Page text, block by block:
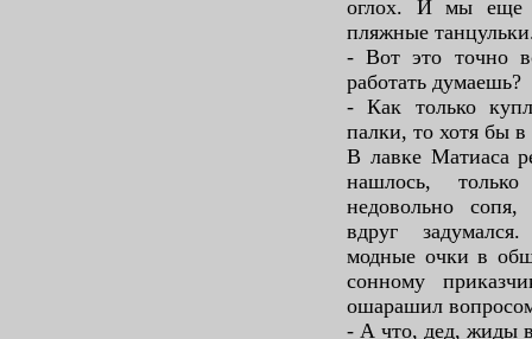
оглох. И мы еще
пляжные
- Вот это точно
работать думаешь?
- Как только
палки, то хотя бы
В лавке Матиаса
нашлось,
недовольно
вдруг
модные очки в
сонному
ошарашил
- А что, дед, жиды в